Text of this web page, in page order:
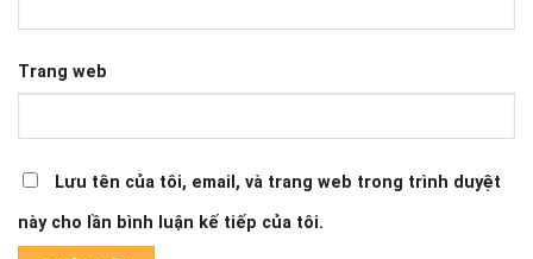
Trang web
Lưu tên của tôi, email, và trang web trong trình duyệt
này cho lần bình luận kế tiếp của tôi.